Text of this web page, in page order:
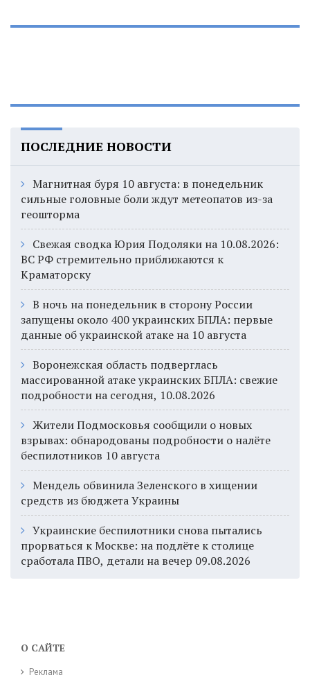
ПОСЛЕДНИЕ НОВОСТИ
Магнитная буря 10 августа: в понедельник
сильные головные боли ждут метеопатов из-за
геошторма
Свежая сводка Юрия Подоляки на 10.08.2026:
ВС РФ стремительно приближаются к
Краматорску
В ночь на понедельник в сторону России
запущены около 400 украинских БПЛА: первые
данные об украинской атаке на 10 августа
Воронежская область подверглась
массированной атаке украинских БПЛА: свежие
подробности на сегодня, 10.08.2026
Жители Подмосковья сообщили о новых
взрывах: обнародованы подробности о налёте
беспилотников 10 августа
Мендель обвинила Зеленского в хищении
средств из бюджета Украины
Украинские беспилотники снова пытались
прорваться к Москве: на подлёте к столице
сработала ПВО, детали на вечер 09.08.2026
О САЙТЕ
Реклама